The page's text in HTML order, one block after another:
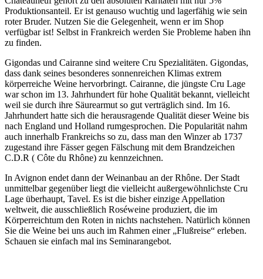
Produktionsanteil. Er ist genauso wuchtig und lagerfähig wie sein
roter Bruder. Nutzen Sie die Gelegenheit, wenn er im Shop
verfügbar ist! Selbst in Frankreich werden Sie Probleme haben ihn
zu finden.
Gigondas und Cairanne sind weitere Cru Spezialitäten. Gigondas,
dass dank seines besonderes sonnenreichen Klimas extrem
körperreiche Weine hervorbringt. Cairanne, die jüngste Cru Lage
war schon im 13. Jahrhundert für hohe Qualität bekannt, vielleicht
weil sie durch ihre Säurearmut so gut verträglich sind. Im 16.
Jahrhundert hatte sich die herausragende Qualität dieser Weine bis
nach England und Holland rumgesprochen. Die Popularität nahm
auch innerhalb Frankreichs so zu, dass man den Winzer ab 1737
zugestand ihre Fässer gegen Fälschung mit dem Brandzeichen
C.D.R ( Côte du Rhône) zu kennzeichnen.
In Avignon endet dann der Weinanbau an der Rhône. Der Stadt
unmittelbar gegenüber liegt die vielleicht außergewöhnlichste Cru
Lage überhaupt, Tavel. Es ist die bisher einzige Appellation
weltweit, die ausschließlich Roséweine produziert, die im
Körperreichtum den Roten in nichts nachstehen. Natürlich können
Sie die Weine bei uns auch im Rahmen einer „Flußreise“ erleben.
Schauen sie einfach mal ins Seminarangebot.